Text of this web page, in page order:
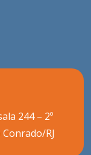
244 – 2º
RJ